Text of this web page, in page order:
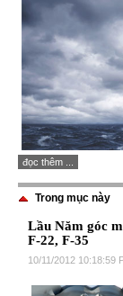
đọc thêm ...
Trong mục này
Lầu Năm góc
F-22, F-35
10/11/2012 10:18:59